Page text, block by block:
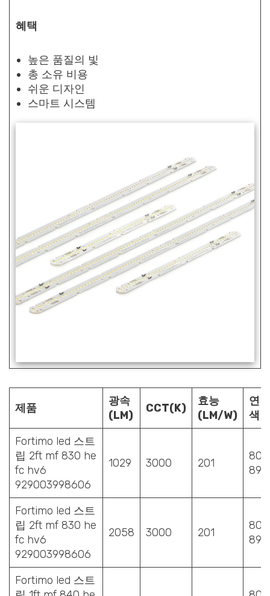
혜택
높은 품질의 빛
총 소유 비용
쉬운 디자인
스마트 시스템
제품
광속
(LM)
CCT(K)
효능
(LM/W)
연
색
Fortimo led 스트
립 2ft mf 830 he
fc hv6
929003998606
1029 3000 201
80-
89
Fortimo led 스트
립 2ft mf 830 he
fc hv6
929003998606
2058 3000 201
80-
89
Fortimo led 스트